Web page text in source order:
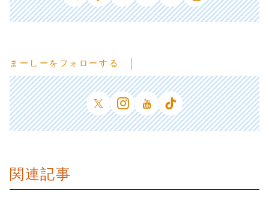
まーしーをフォローする
関連記事